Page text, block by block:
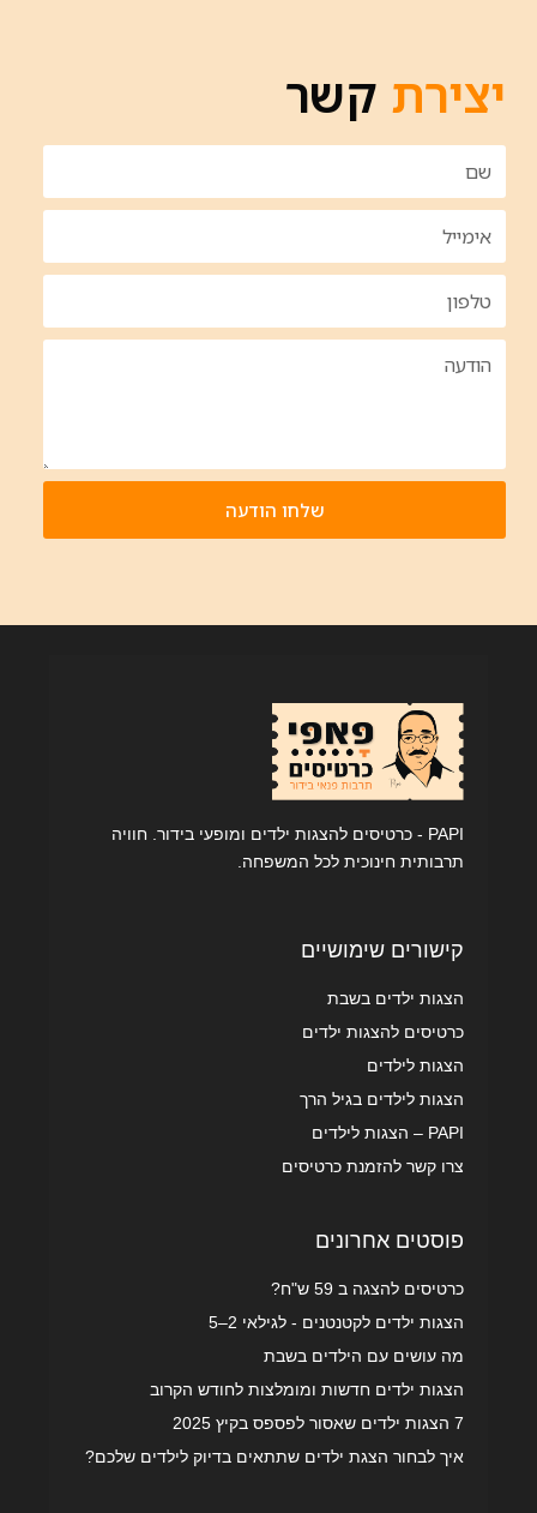
יצירת קשר
שלחו הודעה
PAPI - כרטיסים להצגות ילדים ומופעי בידור. חוויה
תרבותית חינוכית לכל המשפחה.
קישורים שימושיים
הצגות ילדים בשבת
כרטיסים להצגות ילדים
הצגות לילדים
הצגות לילדים בגיל הרך
PAPI – הצגות לילדים
צרו קשר להזמנת כרטיסים
פוסטים אחרונים
כרטיסים להצגה ב 59 ש"ח?
הצגות ילדים לקטנטנים - לגילאי 2–5
מה עושים עם הילדים בשבת
הצגות ילדים חדשות ומומלצות לחודש הקרוב
7 הצגות ילדים שאסור לפספס בקיץ 2025
איך לבחור הצגת ילדים שתתאים בדיוק לילדים שלכם?